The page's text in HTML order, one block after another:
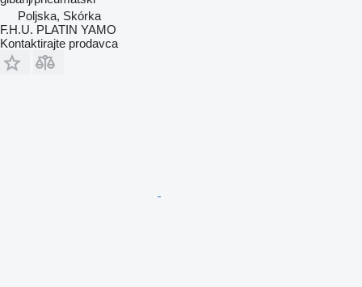
Poljska, Skórka
F.H.U. PLATIN YAMO
Kontaktirajte prodavca